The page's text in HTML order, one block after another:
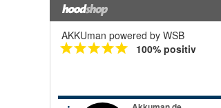
AKKUman powered by WSB
100% positiv